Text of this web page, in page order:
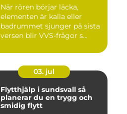
När rören börjar läcka,
elementen är kalla eller
badrummet sjunger på sista
versen blir VVS-frågor s...
03. jul
Flytthjälp i sundsvall så
planerar du en trygg och
smidig flytt